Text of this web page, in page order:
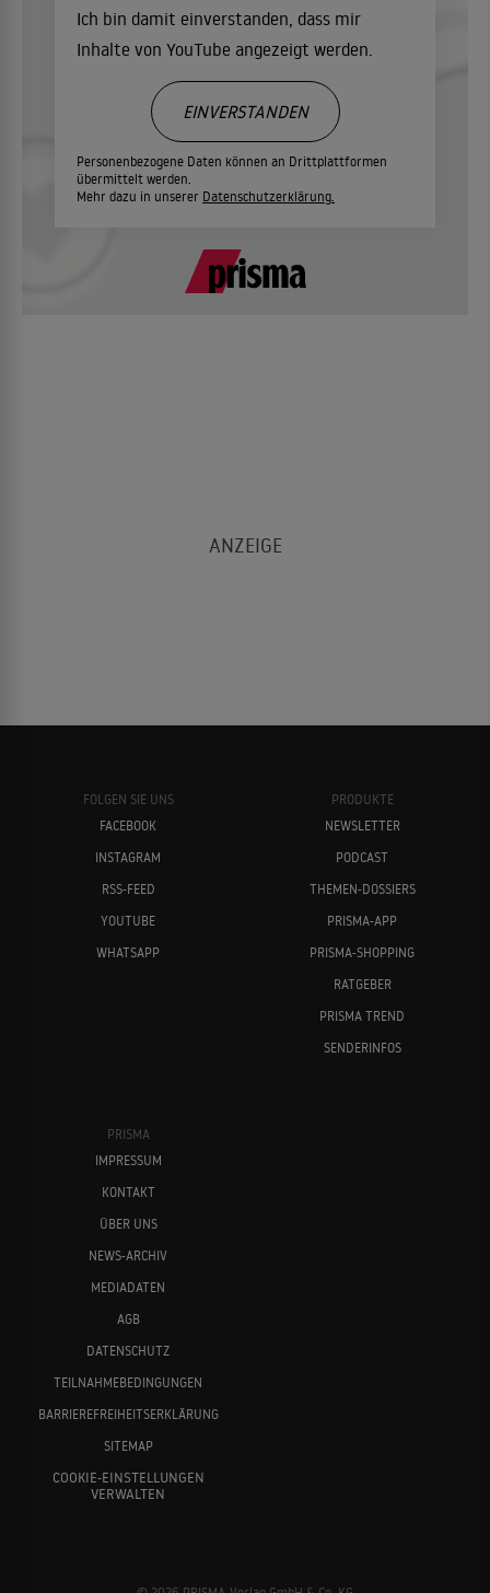
Ich bin damit einverstanden, dass mir
Inhalte von YouTube angezeigt werden.
Personenbezogene Daten können an Drittplattformen
übermittelt werden.
Mehr dazu in unserer Datenschutzerklärung.
EINVERSTANDEN
FOLGEN SIE UNS
FACEBOOK
INSTAGRAM
RSS-FEED
YOUTUBE
WHATSAPP
PRODUKTE
NEWSLETTER
PODCAST
THEMEN-DOSSIERS
PRISMA-APP
PRISMA-SHOPPING
RATGEBER
PRISMA TREND
SENDERINFOS
PRISMA
IMPRESSUM
KONTAKT
ÜBER UNS
NEWS-ARCHIV
MEDIADATEN
AGB
DATENSCHUTZ
TEILNAHMEBEDINGUNGEN
BARRIEREFREIHEITSERKLÄRUNG
SITEMAP
COOKIE-EINSTELLUNGEN
VERWALTEN